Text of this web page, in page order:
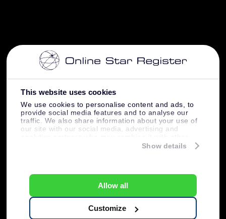
This website uses cookies
We use cookies to personalise content and ads, to
provide social media features and to analyse our
traffic. We also share information about your use of
our site with our social media, advertising and
information that you’ve provided to them or that
Show details
Allow all
Customize